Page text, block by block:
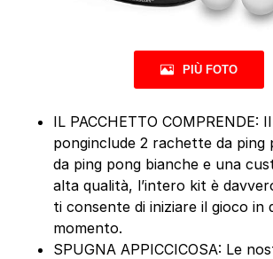
PIÙ FOTO
IL PACCHETTO COMPRENDE:
ponginclude 2 rachette da ping
da ping pong bianche e una
alta qualità, l’intero kit è
ti consente di iniziare il gioco in
momento.
SPUGNA APPICCICOSA: Le